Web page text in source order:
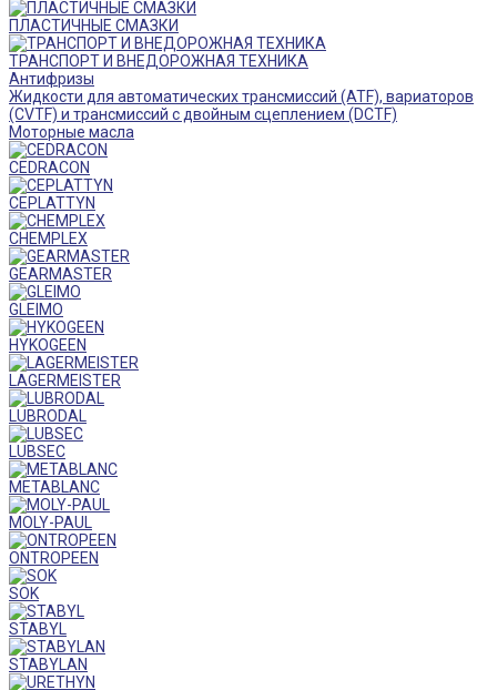
ПЛАСТИЧНЫЕ СМАЗКИ
ТРАНСПОРТ И ВНЕДОРОЖНАЯ ТЕХНИКА
Антифризы
Жидкости для автоматических трансмиссий (ATF), вариаторов
(CVTF) и трансмиссий с двойным сцеплением (DCTF)
Моторные масла
CEDRACON
CEPLATTYN
CHEMPLEX
GEARMASTER
GLEIMO
HYKOGEEN
LAGERMEISTER
LUBRODAL
LUBSEC
METABLANC
MOLY-PAUL
ONTROPEEN
SOK
STABYL
STABYLAN